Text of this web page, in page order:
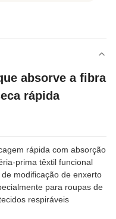
absorve a fibra
rápida
rápida com absorção
prima têxtil funcional
modificação de enxerto
para roupas de
respiráveis